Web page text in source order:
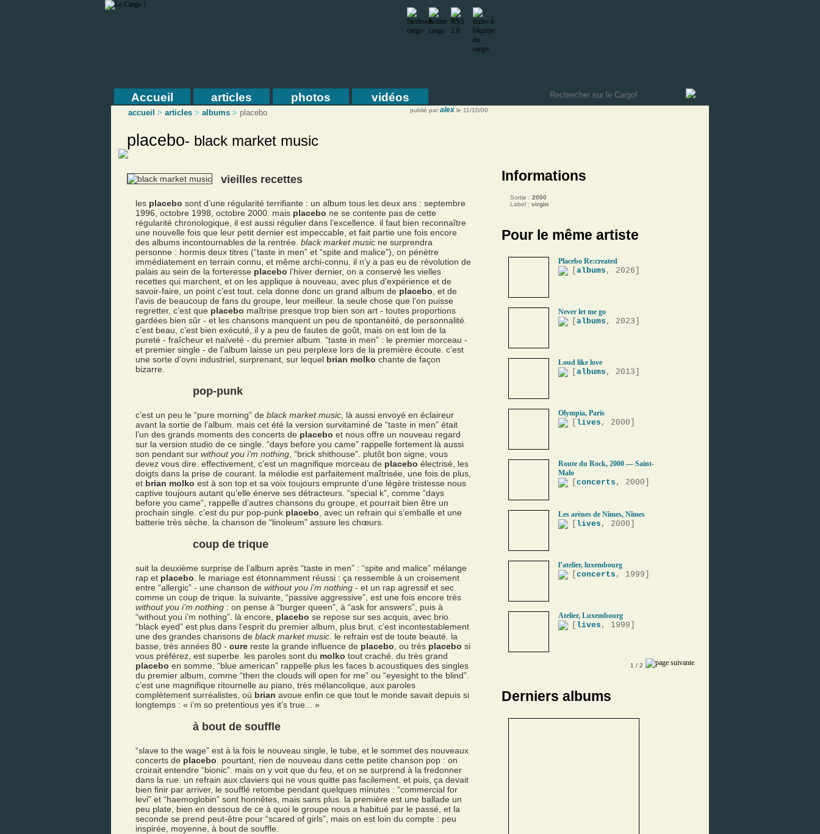
Accueil articles photos vidéos
accueil > articles > albums > placebo publié par alex le 11/10/00
placebo- black market music
vieilles recettes
les placebo sont d’une régularité terrifiante : un album tous les deux ans : septembre
1996, octobre 1998, octobre 2000. mais placebo ne se contente pas de cette
régularité chronologique, il est aussi régulier dans l’excellence. il faut bien reconnaître
une nouvelle fois que leur petit dernier est impeccable, et fait partie une fois encore
des albums incontournables de la rentrée. black market music ne surprendra
personne : hormis deux titres (“taste in men” et “spite and malice”), on pénètre
immédiatement en terrain connu, et même archi-connu. il n’y a pas eu de révolution de
palais au sein de la forteresse placebo l’hiver dernier, on a conservé les vielles
recettes qui marchent, et on les applique à nouveau, avec plus d’expérience et de
savoir-faire, un point c’est tout. cela donne donc un grand album de placebo , et de
l’avis de beaucoup de fans du groupe, leur meilleur. la seule chose que l’on puisse
regretter, c’est que placebo maîtrise presque trop bien son art - toutes proportions
gardées bien sûr - et les chansons manquent un peu de spontanéité, de personnalité.
c’est beau, c’est bien exécuté, il y a peu de fautes de goût, mais on est loin de la
pureté - fraîcheur et naïveté - du premier album. “taste in men” : le premier morceau -
et premier single - de l’album laisse un peu perplexe lors de la première écoute. c’est
une sorte d’ovni industriel, surprenant, sur lequel brian molko chante de façon
bizarre.
pop-punk
c’est un peu le “pure morning” de black market music , là aussi envoyé en éclaireur
avant la sortie de l’album. mais cet été la version survitaminé de “taste in men” était
l’un des grands moments des concerts de placebo et nous offre un nouveau regard
sur la version studio de ce single. “days before you came” rappelle fortement là aussi
son pendant sur without you i’m nothing , “brick shithouse”. plutôt bon signe, vous
devez vous dire. effectivement, c’est un magnifique morceau de placebo électrisé, les
doigts dans la prise de courant. la mélodie est parfaitement maîtrisée, une fois de plus,
et brian molko est à son top et sa voix toujours emprunte d’une légère tristesse nous
captive toujours autant qu’elle énerve ses détracteurs. “special k”, comme “days
before you came”, rappelle d’autres chansons du groupe, et pourrait bien être un
prochain single. c’est du pur pop-punk placebo , avec un refrain qui s’emballe et une
batterie très sèche. la chanson de “linoleum” assure les chœurs.
coup de trique
suit la deuxième surprise de l’album après “taste in men” : “spite and malice” mélange
rap et placebo . le mariage est étonnamment réussi : ça ressemble à un croisement
entre “allergic” - une chanson de without you i’m nothing - et un rap agressif et sec
comme un coup de trique. la suivante, “passive aggressive”, est une fois encore très
without you i’m nothing : on pense à “burger queen”, à “ask for answers”, puis à
“without you i’m nothing”. là encore, placebo se repose sur ses acquis, avec brio.
“black eyed” est plus dans l’esprit du premier album, plus brut. c’est incontestablement
une des grandes chansons de black market music . le refrain est de toute beauté. la
basse, très années 80 - cure reste la grande influence de placebo , ou très placebo si
vous préférez, est superbe. les paroles sont du molko tout craché. du très grand
placebo en somme. “blue american” rappelle plus les faces b acoustiques des singles
du premier album, comme “then the clouds will open for me” ou “eyesight to the blind”.
c’est une magnifique ritournelle au piano, très mélancolique, aux paroles
complètement surréalistes, où brian avoue enfin ce que tout le monde savait depuis si
longtemps : « i’m so pretentious yes it’s true... »
à bout de souffle
“slave to the wage” est à la fois le nouveau single, le tube, et le sommet des nouveaux
concerts de placebo . pourtant, rien de nouveau dans cette petite chanson pop : on
croirait entendre “bionic”. mais on y voit que du feu, et on se surprend à la fredonner
dans la rue. un refrain aux claviers qui ne vous quitte pas facilement. et puis, ça devait
bien finir par arriver, le soufflé retombe pendant quelques minutes : “commercial for
levi" et “haemoglobin” sont honnêtes, mais sans plus. la première est une ballade un
peu plate, bien en dessous de ce à quoi le groupe nous a habitué par le passé, et la
seconde se prend peut-être pour “scared of girls”, mais on est loin du compte : peu
inspirée, moyenne, à bout de souffle.
Informations
Sortie : 2000
Label : virgin
Pour le même artiste
Placebo Re:created
albums , 2026]
Never let me go
albums , 2023]
Loud like love
albums , 2013]
Olympia, Paris
lives , 2000]
Route du Rock, 2000 — Saint-
Malo
concerts , 2000]
Les arènes de Nîmes, Nîmes
lives , 2000]
l’atelier, luxembourg
concerts , 1999]
Atelier, Luxembourg
lives , 1999]
1 / 2
Derniers albums